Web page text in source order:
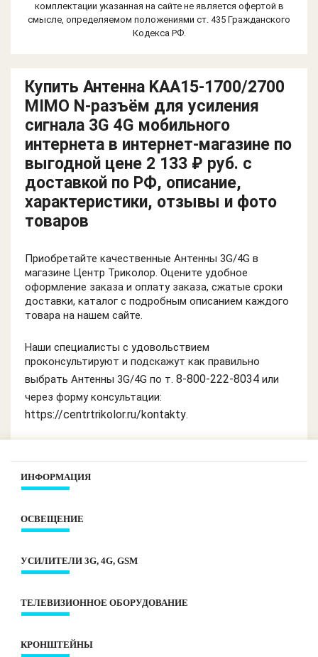
комплектации указанная на сайте не является офертой в
смысле, определяемом положениями ст. 435 Гражданского
Кодекса РФ.
Купить Антенна KAA15-1700/2700
MIMO N-разъём для усиления
сигнала 3G 4G мобильного
интернета в интернет-магазине по
выгодной цене 2 133 ₽ руб. с
доставкой по РФ, описание,
характеристики, отзывы и фото
товаров
Приобретайте качественные Антенны 3G/4G в
магазине Центр Триколор. Оцените удобное
оформление заказа и оплату заказа, сжатые сроки
доставки, каталог с подробным описанием каждого
товара на нашем сайте.
Наши специалисты с удовольствием
проконсультируют и подскажут как правильно
выбрать Антенны 3G/4G по т. 8-800-222-8034 или
через форму консультации:
https://centrtrikolor.ru/kontakty.
ИНФОРМАЦИЯ
О компании
Оценить сайт
ОСВЕЩЕНИЕ
Лампы
Умный дом
Электротовары
УСИЛИТЕЛИ 3G, 4G, GSM
Антенны 3G/4G
ТЕЛЕВИЗИОННОЕ ОБОРУДОВАНИЕ
Антенны dvb-T2
КРОНШТЕЙНЫ